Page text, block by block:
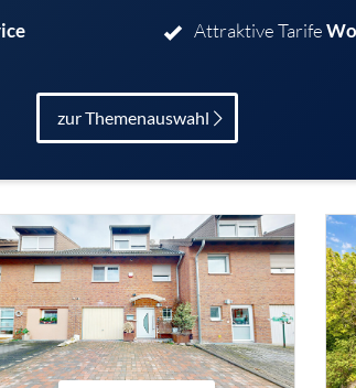
Attraktive Tarife
zur Themenauswahl